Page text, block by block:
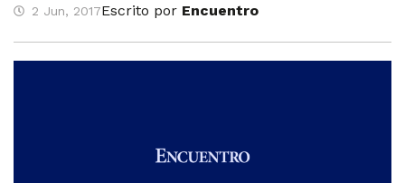
2 Jun, 2017Escrito por Encuentro